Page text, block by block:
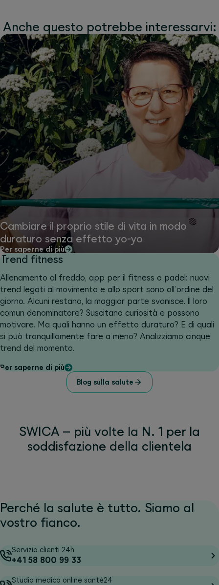
Anche questo potrebbe interessarvi:
Cambiare il proprio stile di vita in modo
duraturo senza effetto yo-yo
Per saperne di più
Trend fitness
Allenamento al freddo, app per il fitness o padel: nuovi
trend legati al movimento e allo sport sono all’ordine del
giorno. Alcuni restano, la maggior parte svanisce. ll loro
comun denominatore? Suscitano curiosità e possono
motivare. Ma quali hanno un effetto duraturo? E di quali
si può tranquillamente fare a meno? Analizziamo cinque
trend del momento.
Per saperne di più
Blog sulla salute
SWICA – più volte la N. 1 per la
soddisfazione della clientela
Perché la salute è tutto. Siamo al
vostro fianco.
Servizio clienti 24h
+41 58 800 99 33
Studio medico online santé24